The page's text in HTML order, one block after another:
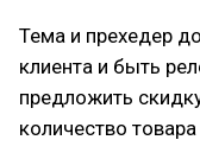
Тема и прехедер
клиента и быть
предложить
количество